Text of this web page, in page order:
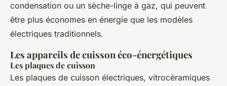
condensation ou un sèche-linge à gaz, qui peuvent
être plus économes en énergie que les modèles
électriques traditionnels.
Les appareils de cuisson éco-énergétiques
Les plaques de cuisson
Les plaques de cuisson électriques, vitrocéramiques